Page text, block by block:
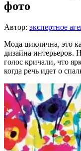
фото
Автор: экспертное
Мода циклична, это
дизайна интерьеров.
голос кричали, что
когда речь идет о